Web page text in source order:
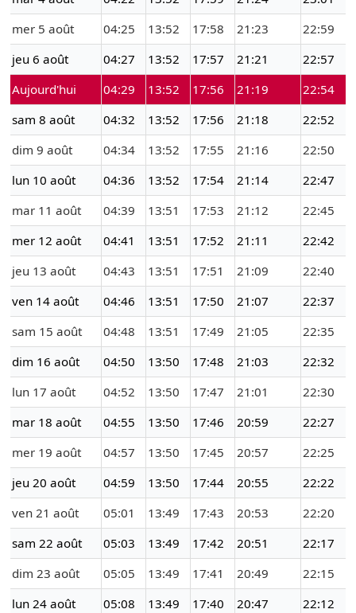
mer 5 août
04:25 13:52 17:58 21:23
22:59
jeu 6 août
04:27 13:52 17:57 21:21
22:57
Aujourd'hui
04:29 13:52 17:56 21:19
22:54
sam 8 août
04:32 13:52 17:56 21:18
22:52
dim 9 août
04:34 13:52 17:55 21:16
22:50
lun 10 août
04:36 13:52 17:54 21:14
22:47
mar 11 août
04:39 13:51 17:53 21:12
22:45
mer 12 août
04:41 13:51 17:52 21:11
22:42
jeu 13 août
04:43 13:51 17:51 21:09
22:40
ven 14 août
04:46 13:51 17:50 21:07
22:37
sam 15 août
04:48 13:51 17:49 21:05
22:35
dim 16 août
04:50 13:50 17:48 21:03
22:32
lun 17 août
04:52 13:50 17:47 21:01
22:30
mar 18 août
04:55 13:50 17:46 20:59
22:27
mer 19 août
04:57 13:50 17:45 20:57
22:25
jeu 20 août
04:59 13:50 17:44 20:55
22:22
ven 21 août
05:01 13:49 17:43 20:53
22:20
sam 22 août
05:03 13:49 17:42 20:51
22:17
dim 23 août
05:05 13:49 17:41 20:49
22:15
lun 24 août
05:08 13:49 17:40 20:47
22:12